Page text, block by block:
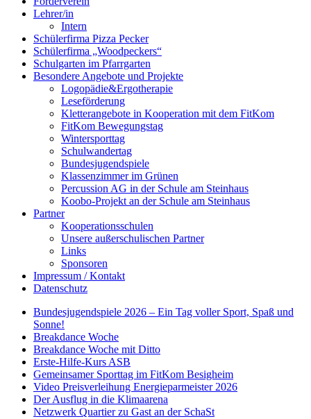
Lehrer/in
Intern
Schülerfirma Pizza Pecker
Schülerfirma „Woodpeckers“
Schulgarten im Pfarrgarten
Besondere Angebote und Projekte
Logopädie&Ergotherapie
Leseförderung
Kletterangebote in Kooperation mit dem FitKom
FitKom Bewegungstag
Wintersporttag
Schulwandertag
Bundesjugendspiele
Klassenzimmer im Grünen
Percussion AG in der Schule am Steinhaus
Koobo-Projekt an der Schule am Steinhaus
Partner
Kooperationsschulen
Unsere außerschulischen Partner
Links
Sponsoren
Impressum / Kontakt
Datenschutz
Bundesjugendspiele 2026 – Ein Tag voller Sport, Spaß und
Sonne!
Breakdance Woche
Breakdance Woche mit Ditto
Erste-Hilfe-Kurs ASB
Gemeinsamer Sporttag im FitKom Besigheim
Video Preisverleihung Energieparmeister 2026
Der Ausflug in die Klimaarena
Netzwerk Quartier zu Gast an der SchaSt